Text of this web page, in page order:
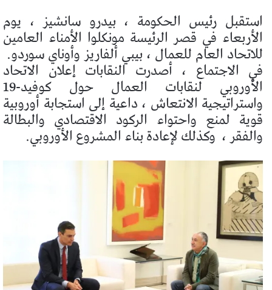
استقبل رئيس الحكومة ، بيدرو سانشيز ، يوم
الأربعاء في قصر الرئيسة مونكلوا الأمناء العامين
للاتحاد العام للعمال ، بيبي ألفاريز وأوناي سوردو.
في الاجتماع ، أصدرت النقابات إعلان الاتحاد
الأوروبي لنقابات العمال حول كوفيد-19
واستراتيجية الانتعاش ، داعية إلى استجابة أوروبية
قوية لمنع واحتواء الركود الاقتصادي والبطالة
والفقر ، وكذلك لإعادة بناء المشروع الأوروبي.